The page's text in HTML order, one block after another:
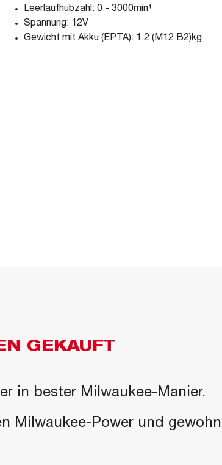
Leerlaufhubzahl: 0 - 3000min¹
Spannung: 12V
Gewicht mit Akku (EPTA): 1.2 (M12 B2)kg
GEKAUFT
in bester Milwaukee-Manier.
Milwaukee-Power und